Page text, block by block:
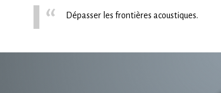
Dépasser les frontières acoustiques.